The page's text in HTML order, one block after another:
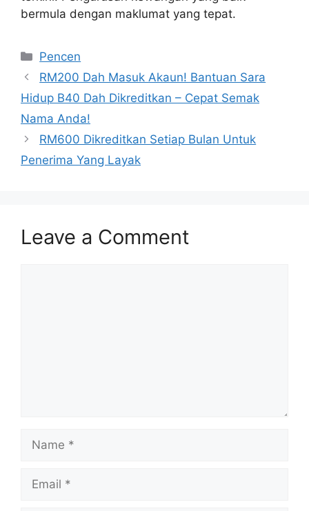
bermula dengan maklumat yang tepat.
Categories
Pencen
RM200 Dah Masuk Akaun! Bantuan Sara
Hidup B40 Dah Dikreditkan – Cepat Semak
Nama Anda!
RM600 Dikreditkan Setiap Bulan Untuk
Penerima Yang Layak
Leave a Comment